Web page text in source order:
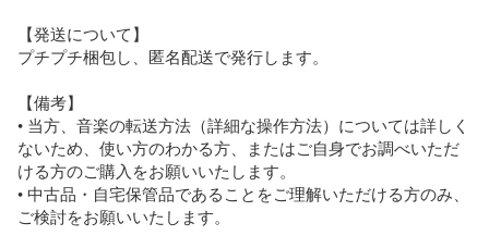
【発送について】
プチプチ梱包し、匿名配送で発行します。
【備考】
• 当方、音楽の転送方法（詳細な操作方法）については詳しく
ないため、使い方のわかる方、またはご自身でお調べいただ
ける方のご購入をお願いいたします。
• 中古品・自宅保管品であることをご理解いただける方のみ、
ご検討をお願いいたします。